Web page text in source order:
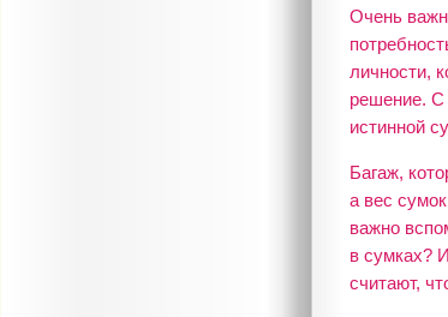
Очень
личности,
решение. С
истинной
Багаж,
а вес
важно
в сумках?
считают,